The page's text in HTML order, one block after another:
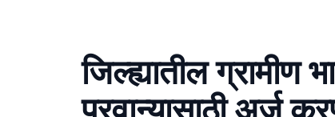
जिल्ह्यातील ग्रामीण